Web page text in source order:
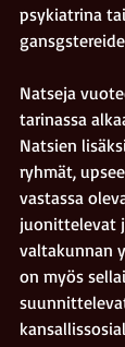
psykiatrina
Natseja
tarinassa
Natsien
ryhmät,
vastassa
juonittelevat
valtakunnan
on myös